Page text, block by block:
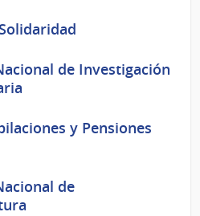
de Investigación
y Pensiones
de